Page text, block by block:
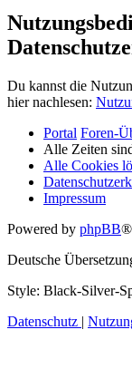
Du kannst die
hier nachlesen:
Portal Foren-
Alle Zeiten
Alle Cookies
Impressum
Powered by phpBB®
Deutsche
Style: Black-Silver-
Datenschutz |